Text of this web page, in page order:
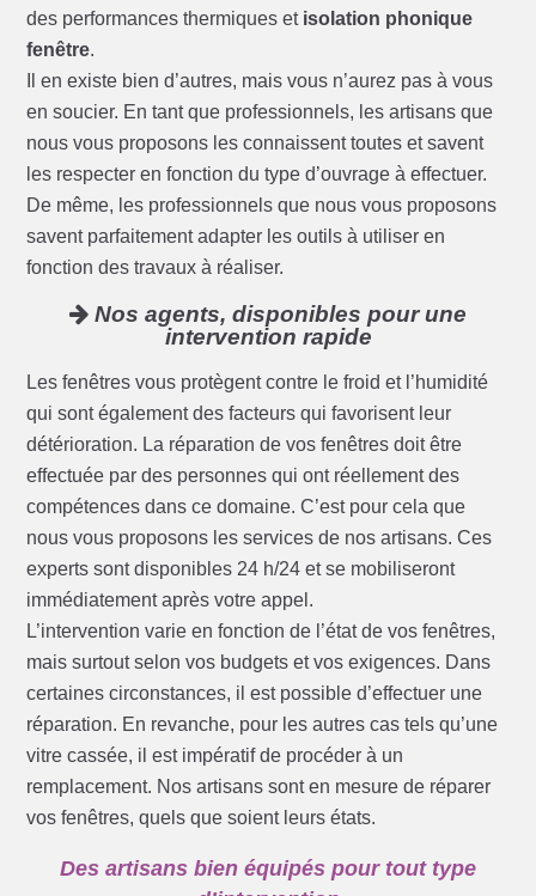
des performances thermiques et isolation phonique
fenêtre.
Il en existe bien d’autres, mais vous n’aurez pas à vous
en soucier. En tant que professionnels, les artisans que
nous vous proposons les connaissent toutes et savent
les respecter en fonction du type d’ouvrage à effectuer.
De même, les professionnels que nous vous proposons
savent parfaitement adapter les outils à utiliser en
fonction des travaux à réaliser.
Nos agents, disponibles pour une
intervention rapide
Les fenêtres vous protègent contre le froid et l’humidité
qui sont également des facteurs qui favorisent leur
détérioration. La réparation de vos fenêtres doit être
effectuée par des personnes qui ont réellement des
compétences dans ce domaine. C’est pour cela que
nous vous proposons les services de nos artisans. Ces
experts sont disponibles 24 h/24 et se mobiliseront
immédiatement après votre appel.
L’intervention varie en fonction de l’état de vos fenêtres,
mais surtout selon vos budgets et vos exigences. Dans
certaines circonstances, il est possible d’effectuer une
réparation. En revanche, pour les autres cas tels qu’une
vitre cassée, il est impératif de procéder à un
remplacement. Nos artisans sont en mesure de réparer
vos fenêtres, quels que soient leurs états.
Des artisans bien équipés pour tout type